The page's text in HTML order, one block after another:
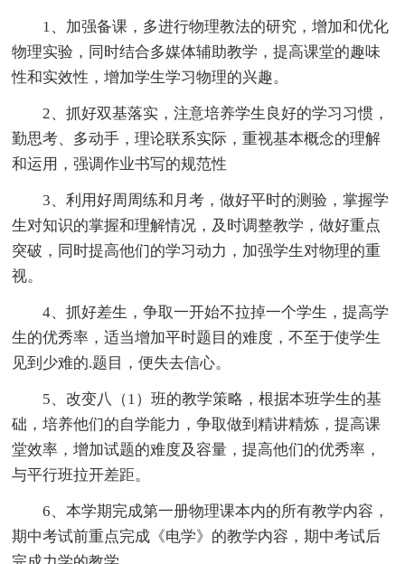
1、加强备课，多进行物理教法的研究，增加和优化
物理实验，同时结合多媒体辅助教学，提高课堂的趣味
性和实效性，增加学生学习物理的兴趣。
2、抓好双基落实，注意培养学生良好的学习习惯，
勤思考、多动手，理论联系实际，重视基本概念的理解
和运用，强调作业书写的规范性
3、利用好周周练和月考，做好平时的测验，掌握学
生对知识的掌握和理解情况，及时调整教学，做好重点
突破，同时提高他们的学习动力，加强学生对物理的重
视。
4、抓好差生，争取一开始不拉掉一个学生，提高学
生的优秀率，适当增加平时题目的难度，不至于使学生
见到少难的.题目，便失去信心。
5、改变八（1）班的教学策略，根据本班学生的基
础，培养他们的自学能力，争取做到精讲精炼，提高课
堂效率，增加试题的难度及容量，提高他们的优秀率，
与平行班拉开差距。
6、本学期完成第一册物理课本内的所有教学内容，
期中考试前重点完成《电学》的教学内容，期中考试后